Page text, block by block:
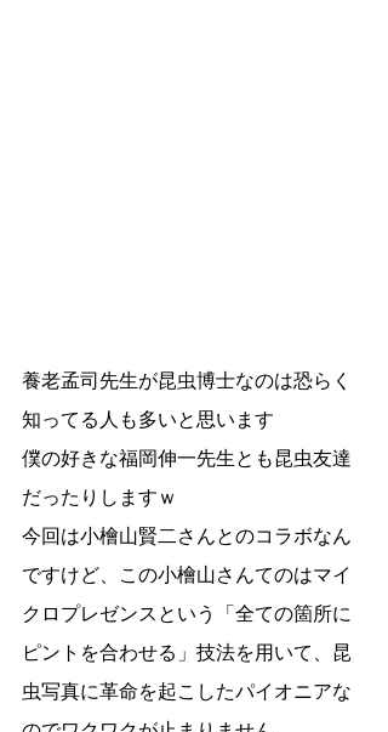
養老孟司先生が昆虫博士なのは恐らく
知ってる人も多いと思います
僕の好きな福岡伸一先生とも昆虫友達
だったりしますｗ
今回は小檜山賢二さんとのコラボなん
ですけど、この小檜山さんてのはマイ
クロプレゼンスという「全ての箇所に
ピントを合わせる」技法を用いて、昆
虫写真に革命を起こしたパイオニアな